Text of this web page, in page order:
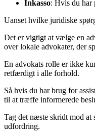
Inkasso: Hvis du har
Uanset hvilke juridiske
Det er vigtigt at vælge en
over lokale advokater, der
En advokats rolle er ikke
retfærdigt i alle forhold.
Så hvis du har brug for
til at træffe informerede
Tag det næste skridt mod at
udfordring.